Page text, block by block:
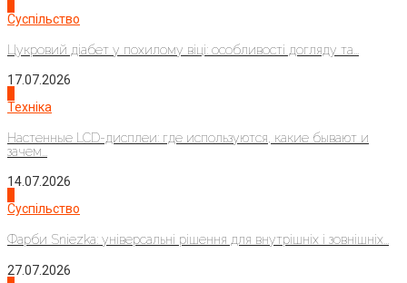
Суспільство
Цукровий діабет у похилому віці: особливості догляду та...
17.07.2026
Техніка
Настенные LCD-дисплеи: где используются, какие бывают и
зачем...
14.07.2026
Суспільство
Фарби Sniezka: універсальні рішення для внутрішніх і зовнішніх...
27.07.2026